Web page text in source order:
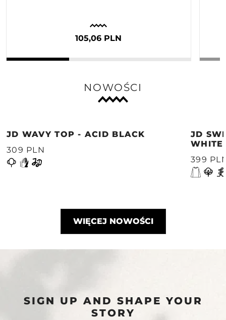
105,06 PLN
NOWOŚCI
JD WAVY TOP - ACID BLACK
309 PLN
JD
WHITE
399
WIĘCEJ NOWOŚCI
SIGN UP AND SHAPE YOUR
STORY